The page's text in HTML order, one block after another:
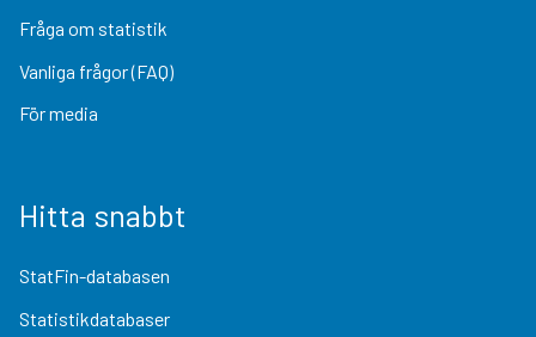
Fråga om statistik
Vanliga frågor (FAQ)
För media
Hitta snabbt
StatFin-databasen
Statistikdatabaser